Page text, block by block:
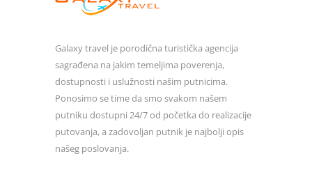
Galaxy travel je porodična turistička agencija
sagrađena na jakim temeljima poverenja,
dostupnosti i uslužnosti našim putnicima.
Ponosimo se time da smo svakom našem
putniku dostupni 24/7 od početka do realizacije
putovanja, a zadovoljan putnik je najbolji opis
našeg poslovanja.